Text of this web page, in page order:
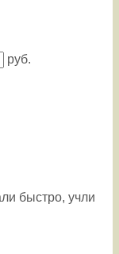
руб.
быстро, учли